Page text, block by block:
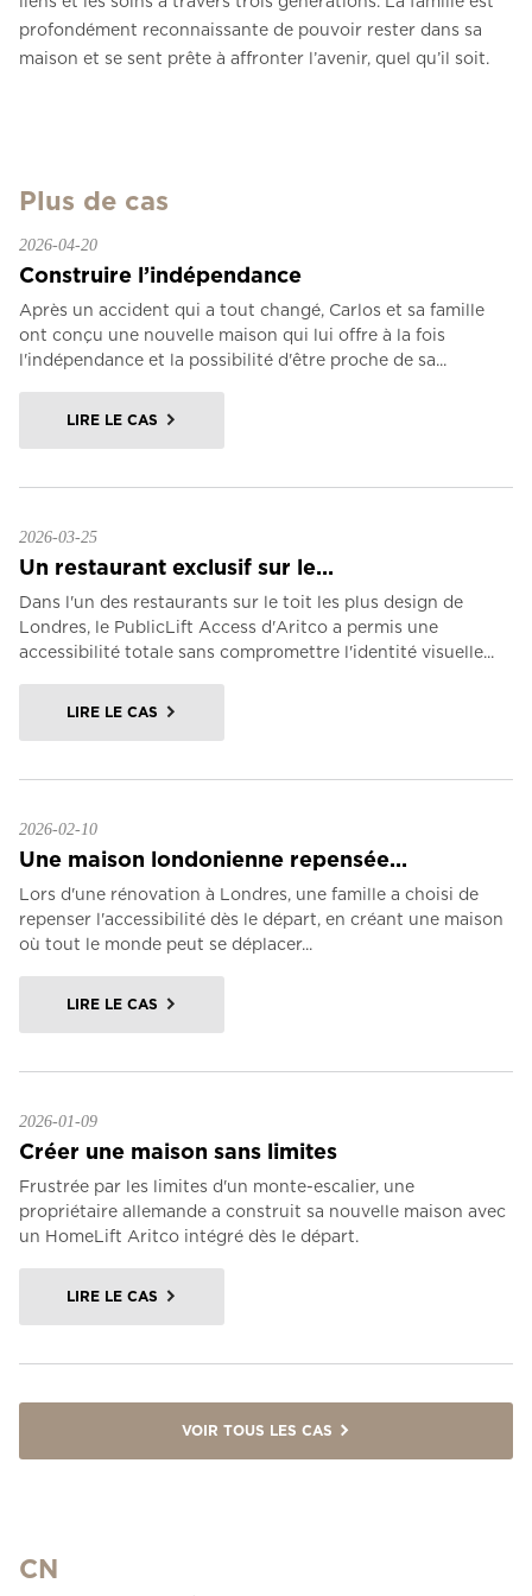
profondément reconnaissante de pouvoir rester dans sa
maison et se sent prête à affronter l’avenir, quel qu’il soit.
Plus de cas
2026-04-20
Construire l’indépendance
Après un accident qui a tout changé, Carlos et sa famille
ont conçu une nouvelle maison qui lui offre à la fois
l'indépendance et la possibilité d'être proche de sa...
LIRE LE CAS
2026-03-25
Un restaurant exclusif sur le...
Dans l'un des restaurants sur le toit les plus design de
Londres, le PublicLift Access d'Aritco a permis une
accessibilité totale sans compromettre l'identité visuelle...
LIRE LE CAS
2026-02-10
Une maison londonienne repensée...
Lors d'une rénovation à Londres, une famille a choisi de
repenser l'accessibilité dès le départ, en créant une maison
où tout le monde peut se déplacer...
LIRE LE CAS
2026-01-09
Créer une maison sans limites
Frustrée par les limites d'un monte-escalier, une
propriétaire allemande a construit sa nouvelle maison avec
un HomeLift Aritco intégré dès le départ.
LIRE LE CAS
VOIR TOUS LES CAS
CN